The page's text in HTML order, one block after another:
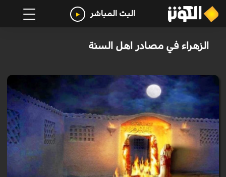
البث المباشر
الزهراء في مصادر اهل السنة